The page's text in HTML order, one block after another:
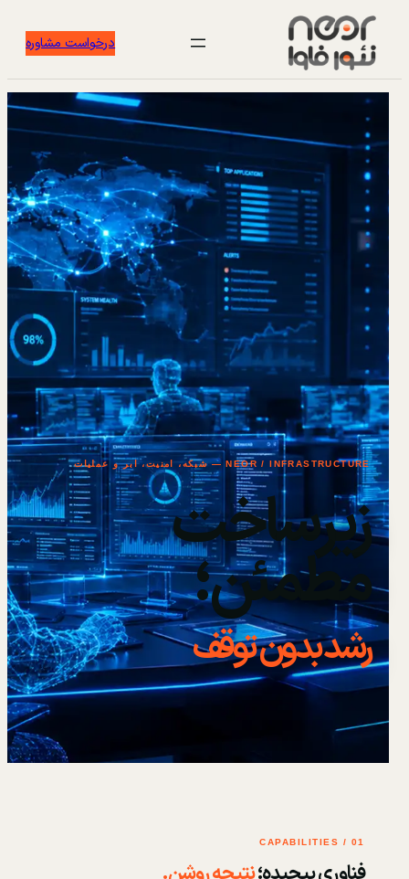
درخواست مشاوره
NEOR / INFRASTRUCTURE — شبکه، امنیت، ابر و عملیات
زیرساخت
مطمئن؛
رشد بدون توقف
01 / CAPABILITIES